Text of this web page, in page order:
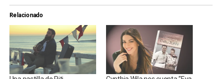
Relacionado